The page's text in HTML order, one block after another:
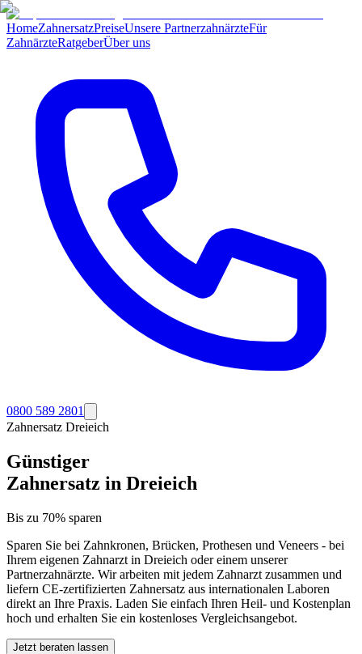
HomeZahnersatzPreiseUnsere PartnerzahnärzteFür
ZahnärzteRatgeberÜber uns
0800 589 2801
Zahnersatz Dreieich
Günstiger
Zahnersatz in Dreieich
Bis zu 70% sparen
Sparen Sie bei Zahnkronen, Brücken, Prothesen und Veneers - bei
Ihrem eigenen Zahnarzt in Dreieich oder einem unserer
Partnerzahnärzte. Wir arbeiten mit jedem Zahnarzt zusammen und
liefern CE-zertifizierten Zahnersatz aus internationalen Laboren
direkt an Ihre Praxis. Laden Sie einfach Ihren Heil- und Kostenplan
hoch und erhalten Sie ein kostenloses Vergleichsangebot.
Jetzt beraten lassen